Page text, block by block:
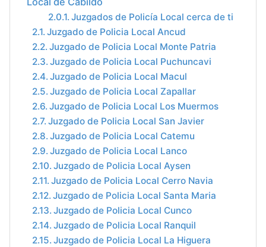
Juzgados de Policía Local cerca de ti
Juzgado de Policia Local Ancud
Juzgado de Policia Local Monte Patria
Juzgado de Policia Local Puchuncavi
Juzgado de Policia Local Macul
Juzgado de Policia Local Zapallar
Juzgado de Policia Local Los Muermos
Juzgado de Policia Local San Javier
Juzgado de Policia Local Catemu
Juzgado de Policia Local Lanco
Juzgado de Policia Local Aysen
Juzgado de Policia Local Cerro Navia
Juzgado de Policia Local Santa Maria
Juzgado de Policia Local Cunco
Juzgado de Policia Local Ranquil
Juzgado de Policia Local La Higuera